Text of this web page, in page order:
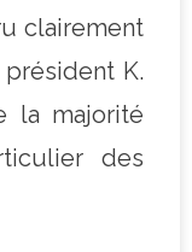
clairement
K.
la majorité
des